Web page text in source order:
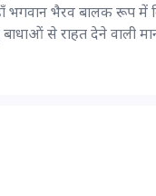
भगवान भैरव बालक
से राहत देने वाली